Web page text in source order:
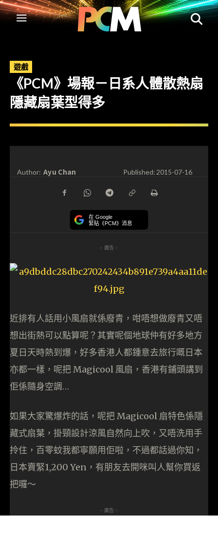
遊戲
《PCM》場報－日系人體散熱扇
隱藏扇葉型得多
Author: Ayu Chan Published:2015-07-16
在 Google
緊貼《PCM》消息
- 廣告 -
近排有人話用小風扇就係廢青，咁唔想做廢青又唔
想出街熱可以點算呢？其實呢個地球仲有好多地方
夏日天時熱到爆，好多香港人都鍾意去旅行嘅日本
亦都一樣，呢把 Magicool 風扇，香港有鋪頭講到
佢係隨身空調…
如果大家驚爆炸的話，呢把 Magicool 扇特色係隱
藏式扇葉，掛頸設計涼風自然向上吹，又唔洗用手
拎住，百零蚊我都寧願用佢啦，不過都話過你知，
日本賣緊1,200 Yen，有朋友去開咪叫人幫你買返
把囉～
- 廣告 -